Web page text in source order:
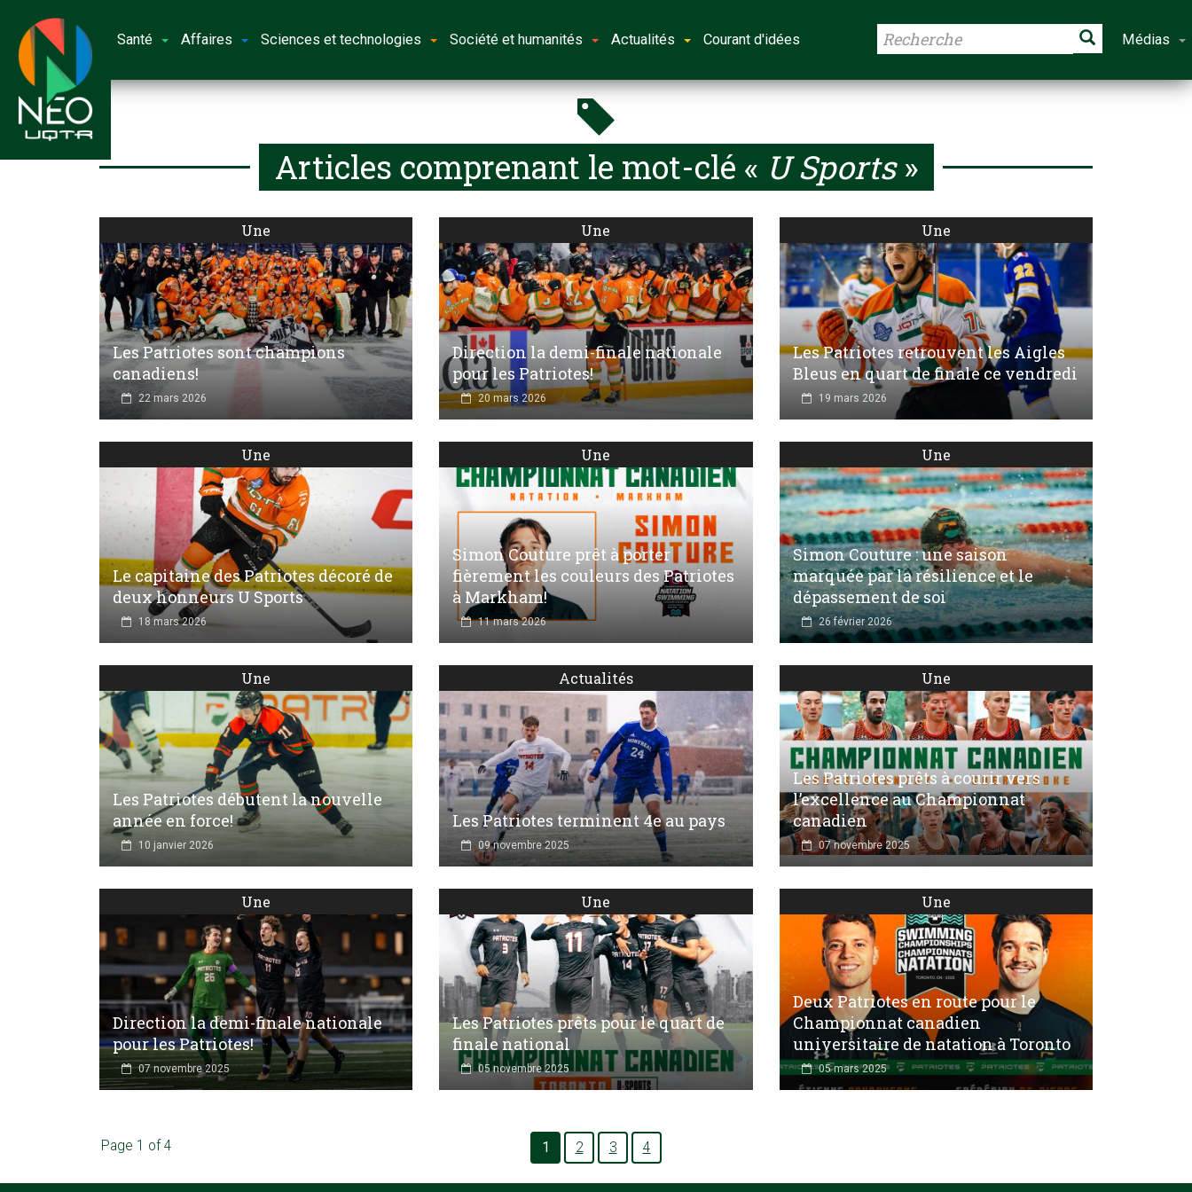
Santé Affaires Sciences et technologies Société et humanités Actualités Courant d'idées Médias
Articles comprenant le mot-clé « U Sports»
Une
Les Patriotes sont champions
canadiens!
22 mars 2026
Une
Direction la demi-finale nationale
pour les Patriotes!
20 mars 2026
Une
Les Patriotes retrouvent les Aigles
Bleus en quart de finale ce vendredi
19 mars 2026
Une
Le capitaine des Patriotes décoré de
deux honneurs U Sports
18 mars 2026
Une
Simon Couture prêt à porter
fièrement les couleurs des Patriotes
à Markham!
11 mars 2026
Une
Simon Couture : une saison
marquée par la résilience et le
dépassement de soi
26 février 2026
Une
Les Patriotes débutent la nouvelle
année en force!
10 janvier 2026
Actualités
Les Patriotes terminent 4e au pays
09 novembre 2025
Une
Les Patriotes prêts à courir vers
l’excellence au Championnat
canadien
07 novembre 2025
Une
Direction la demi-finale nationale
pour les Patriotes!
07 novembre 2025
Une
Les Patriotes prêts pour le quart de
finale national
05 novembre 2025
Une
Deux Patriotes en route pour le
Championnat canadien
universitaire de natation à Toronto
05 mars 2025
Page 1 of 4 1 2 3 4